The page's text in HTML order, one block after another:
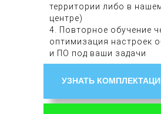
территории либо в
центре)
4. Повторное обучение
оптимизация настроек
и ПО под ваши задачи
УЗНАТЬ